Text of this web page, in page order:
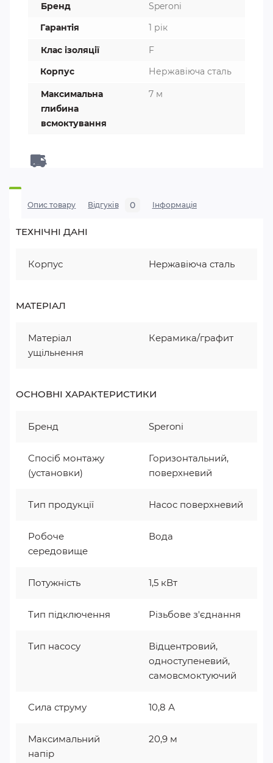
Бренд
Speroni
Гарантія
1 рік
Клас ізоляції
F
Корпус
Нержавіюча сталь
Максимальна
глибина
всмоктування
7 м
Опис товару Відгуків 0 Iнформація
ТЕХНІЧНІ ДАНІ
Корпус Нержавіюча сталь
МАТЕРІАЛ
Матеріал
ущільнення
Керамика/графит
ОСНОВНІ ХАРАКТЕРИСТИКИ
Бренд Speroni
Спосіб монтажу
(установки)
Горизонтальний,
поверхневий
Тип продукції Насос поверхневий
Робоче
середовище
Вода
Потужність 1,5 кВт
Тип підключення Різьбове з'єднання
Тип насосу
Відцентровий,
одноступеневий,
самовсмоктуючий
Сила струму 10,8 А
Максимальний
напір
20,9 м